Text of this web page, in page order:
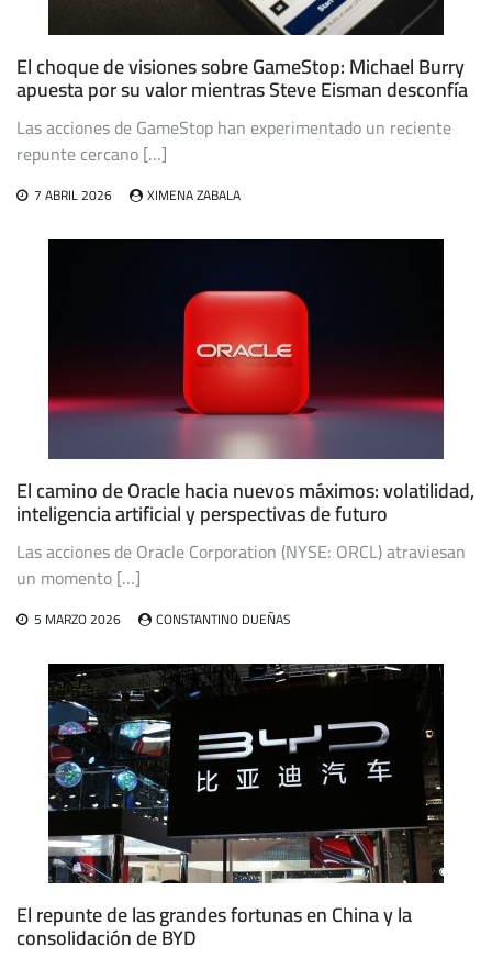
El choque de visiones sobre GameStop: Michael Burry
apuesta por su valor mientras Steve Eisman desconfía
Las acciones de GameStop han experimentado un reciente
repunte cercano […]
7 ABRIL 2026 XIMENA ZABALA
El camino de Oracle hacia nuevos máximos: volatilidad,
inteligencia artificial y perspectivas de futuro
Las acciones de Oracle Corporation (NYSE: ORCL) atraviesan
un momento […]
5 MARZO 2026 CONSTANTINO DUEÑAS
El repunte de las grandes fortunas en China y la
consolidación de BYD